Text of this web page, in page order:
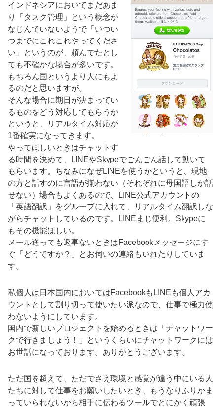
インドネシアにおいてまだあま
り「タスク管理」という概念が
なじんでいないようで「いつい
つまでにこれこれやってくださ
い」というのが、頼んでたとし
ても不確かな場合が多いです。
もちろん国というより人にもよ
るのだと思いますが。
そんな場合に期日が決まってい
るものをどう対応してもらうか
というと、リアルタイム対応が
1番確実になってきます。
やってほしいときはチャットす
る時間を決めて、LINEやSkypeでごんごん話して動いて
もらいます。ちなみになぜLINEを使うかというと、現地
の方と話すのに言語が揃わない（それぞれに母国語しか話
せない）場合もよくあるので、LINE公式アカウントの
「英語翻訳」をグループに入れて、リアルタイム翻訳しな
がらチャットしているのです。LINEまじ便利。Skypeに
もその機能ほしい。
メール送っても返事ないときはFacebookメッセージにす
ぐ「どうですか？」とお伺いの連絡もいれたりしていま
す。
私個人は日本国内においてはFacebookもLINEも個人アカ
ウントとして割り切って使いたい派なので、仕事で極力使
わないようにしています。
国内で新しいプロジェクトを始めるときは「チャットワー
クで行きましょう！」というくらいにチャットワークには
お世話になっております。ありがとうございます。
ただ国を超えて、ただでさえ環境と感覚が違う中にいる人
たちに対して仕事をお願いしたいとき、もうなりふりかま
っていられないから相手に伝わるツールでとにかく頑張